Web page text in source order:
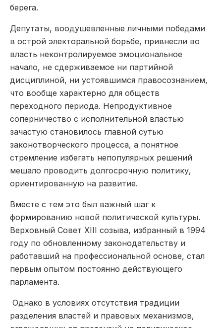
берега.
Депутаты, воодушевленные личными победами
в острой электоральной борьбе, привнесли во
власть неконтролируемое эмоциональное
начало, не сдерживаемое ни партийной
дисциплиной, ни устоявшимся правосознанием,
что вообще характерно для обществ
переходного периода. Непродуктивное
соперничество с исполнительной властью
зачастую становилось главной сутью
законотворческого процесса, а понятное
стремление избегать непопулярных решений
мешало проводить долгосрочную политику,
ориентированную на развитие.
Вместе с тем это был важный шаг к
формированию новой политической культуры.
Верховный Совет XIII созыва, избранный в 1994
году по обновленному законодательству и
работавший на профессиональной основе, стал
первым опытом постоянно действующего
парламента.
Однако в условиях отсутствия традиции
разделения властей и правовых механизмов,